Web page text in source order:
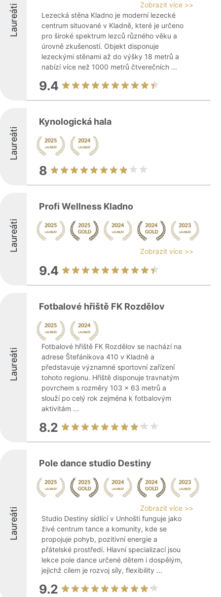
Laureáti
Zobrazit více >>
Lezecká stěna Kladno je moderní lezecké
centrum situované v Kladně, které je určeno
pro široké spektrum lezců různého věku a
úrovně zkušeností. Objekt disponuje
lezeckými stěnami až do výšky 18 metrů a
nabízí více než 1000 metrů čtverečních ...
9.4
Laureáti
Kynologická hala
8
Laureáti
Profi Wellness Kladno
Zobrazit více >>
9.4
Laureáti
Fotbalové hřiště FK Rozdělov
Fotbalové hřiště FK Rozdělov se nachází na
adrese Štefánikova 410 v Kladně a
představuje významné sportovní zařízení
tohoto regionu. Hřiště disponuje travnatým
povrchem s rozměry 103 x 63 metrů a
slouží po celý rok zejména k fotbalovým
aktivitám ...
8.2
Laureáti
Pole dance studio Destiny
Zobrazit více >>
Studio Destiny sídlící v Unhošti funguje jako
živé centrum tance a komunity, kde se
propojuje pohyb, pozitivní energie a
přátelské prostředí. Hlavní specializací jsou
lekce pole dance určené dětem i dospělým,
jejichž cílem je rozvoj síly, flexibility ...
9.2